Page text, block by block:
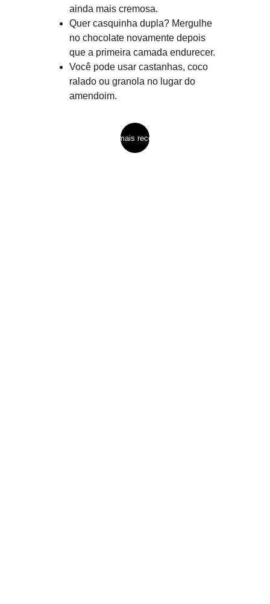
ainda mais cremosa.
Quer casquinha dupla? Mergulhe
no chocolate novamente depois
que a primeira camada endurecer.
Você pode usar castanhas, coco
ralado ou granola no lugar do
amendoim.
ver mais receitas